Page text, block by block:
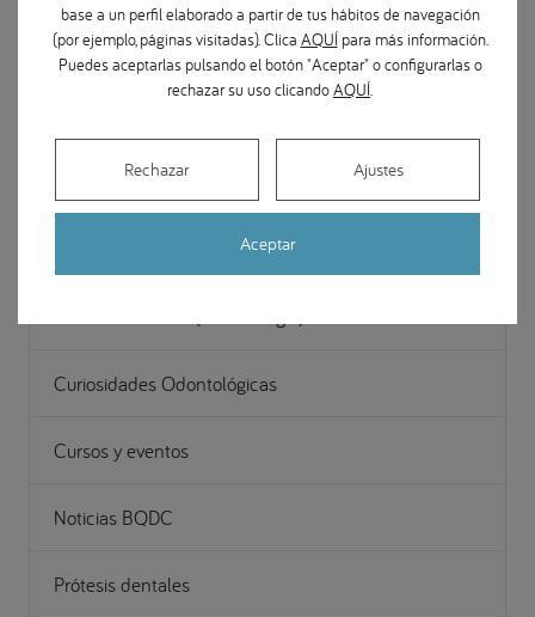
Gestión
Odontopediatría
Curiosidades Odontológicas
Cursos y eventos
Noticias BQDC
Prótesis dentales
base a un perfil elaborado a partir de tus hábitos de navegación
(por ejemplo, páginas visitadas). Clica AQUÍpara más información.
Puedes aceptarlas pulsando el botón "Aceptar" o configurarlas o
rechazar su uso clicandoAQUÍ.
Aceptar
Rechazar Ajustes